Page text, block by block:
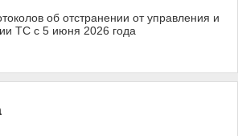
об отстранении от управления и
ТС с 5 июня 2026 года